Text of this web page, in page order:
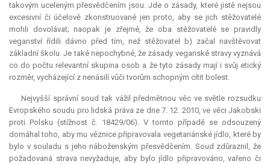
takovým uceleným přesvědčením jsou. Jde o zásady, které jistě nejsou
excesivní či účelově zkonstruované jen proto, aby se jich stěžovatelé
mohli dovolávat; naopak je zřejmé, že oba stěžovatelé se pravidly
veganství řídili dávno před tím, než stěžovatel b) začal navštěvovat
základní školu. Je také nepochybné, že zásady veganské stravy vyznává
co do počturelevantní skupina osob a že tyto zásady mají i svůj etický
rozměr, vycházející z nenásilí vůči tvorům schopným cítit bolest.
Nejvyšší správní soud tak vážil předmětnou věc ve světle rozsudku
Evropského soudu pro lidská práva ze dne 7. 12. 2010, ve věci Jakobski
proti Polsku (stížnost č. 18429/06). V tomto případě se odsouzený
domáhal toho, aby mu věznice připravovala vegetariánské jídlo, které by
bylo v souladu s jeho náboženským přesvědčením. Soud zdůraznil, že
požadovaná strava nevyžaduje, aby bylo jídlo připravováno, vařeno či